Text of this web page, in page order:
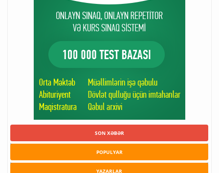
SON XƏBƏR
POPULYAR
YAZARLAR